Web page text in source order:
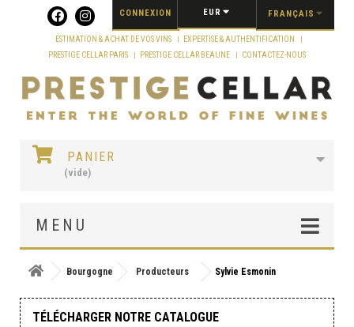
FRANÇAIS
EUR
CONNEXION
ESTIMATION & ACHAT DE VOS VINS
EXPERTISE & AUTHENTIFICATION
PRESTIGE CELLAR PARIS
PRESTIGE CELLAR BEAUNE CONTACTEZ-NOUS
PANIER
(vide)
MENU
Bourgogne Producteurs Sylvie Esmonin
TÉLÉCHARGER NOTRE CATALOGUE
Panneau de gestion des cookies